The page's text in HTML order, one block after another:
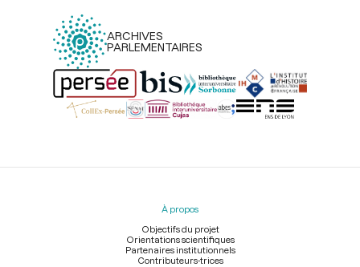
ARCHIVES
PARLEMENTAIRES
Menu
À propos
Objectifs du projet
Orientations scientifiques
Partenaires institutionnels
Contributeurs-trices